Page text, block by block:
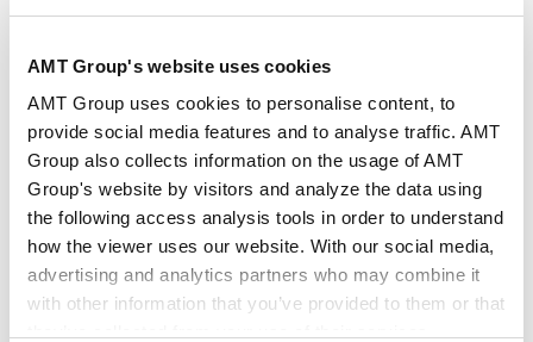
AMT Group's website uses cookies
AMT Group uses cookies to personalise content, to
provide social media features and to analyse traffic. AMT
Group also collects information on the usage of AMT
Group's website by visitors and analyze the data using
the following access analysis tools in order to understand
how the viewer uses our website. With our social media,
advertising and analytics partners who may combine it
with other information that you’ve provided to them or that
Who's Who Legal: Japan 2024
VIEW ALL